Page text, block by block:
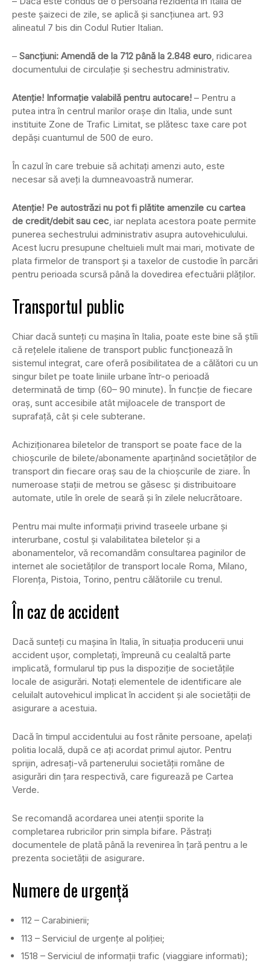
peste şaizeci de zile, se aplică şi sancţiunea art. 93
alineatul 7 bis din Codul Rutier Italian.
– Sancţiuni: Amendă de la 712 până la 2.848 euro, ridicarea
documentului de circulaţie şi sechestru administrativ.
Atenţie! Informaţie valabilă pentru autocare! – Pentru a
putea intra în centrul marilor oraşe din Italia, unde sunt
instituite Zone de Trafic Limitat, se plătesc taxe care pot
depăşi cuantumul de 500 de euro.
În cazul în care trebuie să achitaţi amenzi auto, este
necesar să aveţi la dumneavoastră numerar.
Atenţie! Pe autostrăzi nu pot fi plătite amenzile cu cartea
de credit/debit sau cec, iar neplata acestora poate permite
punerea sechestrului administrativ asupra autovehiculului.
Acest lucru presupune cheltuieli mult mai mari, motivate de
plata firmelor de transport şi a taxelor de custodie în parcări
pentru perioada scursă până la dovedirea efectuării plăţilor.
Transportul public
Chiar dacă sunteţi cu maşina în Italia, poate este bine să ştiîi
că reţelele italiene de transport public funcţionează în
sistemul integrat, care oferă posibilitatea de a călători cu un
singur bilet pe toate liniile urbane într-o perioadă
determinată de timp (60– 90 minute). În funcţie de fiecare
oraş, sunt accesibile atât mijloacele de transport de
suprafaţă, cât şi cele subterane.
Achiziţionarea biletelor de transport se poate face de la
chioşcurile de bilete/abonamente aparţinând societăţilor de
transport din fiecare oraş sau de la chioşcurile de ziare. În
numeroase staţii de metrou se găsesc şi distribuitoare
automate, utile în orele de seară şi în zilele nelucrătoare.
Pentru mai multe informaţii privind traseele urbane şi
interurbane, costul şi valabilitatea biletelor şi a
abonamentelor, vă recomandăm consultarea paginilor de
internet ale societăţilor de transport locale Roma, Milano,
Florenţa, Pistoia, Torino, pentru călătoriile cu trenul.
În caz de accident
Dacă sunteţi cu maşina în Italia, în situaţia producerii unui
accident uşor, completaţi, împreună cu cealaltă parte
implicată, formularul tip pus la dispoziţie de societăţile
locale de asigurări. Notaţi elementele de identificare ale
celuilalt autovehicul implicat în accident şi ale societăţii de
asigurare a acestuia.
Dacă în timpul accidentului au fost rănite persoane, apelaţi
politia locală, după ce aţi acordat primul ajutor. Pentru
sprijin, adresaţi-vă partenerului societăţii române de
asigurări din ţara respectivă, care figurează pe Cartea
Verde.
Se recomandă acordarea unei atenţii sporite la
completarea rubricilor prin simpla bifare. Păstraţi
documentele de plată până la revenirea în ţară pentru a le
prezenta societăţii de asigurare.
Numere de urgenţă
112 – Carabinierii;
113 – Serviciul de urgenţe al poliţiei;
1518 – Serviciul de informaţii trafic (viaggiare informati);